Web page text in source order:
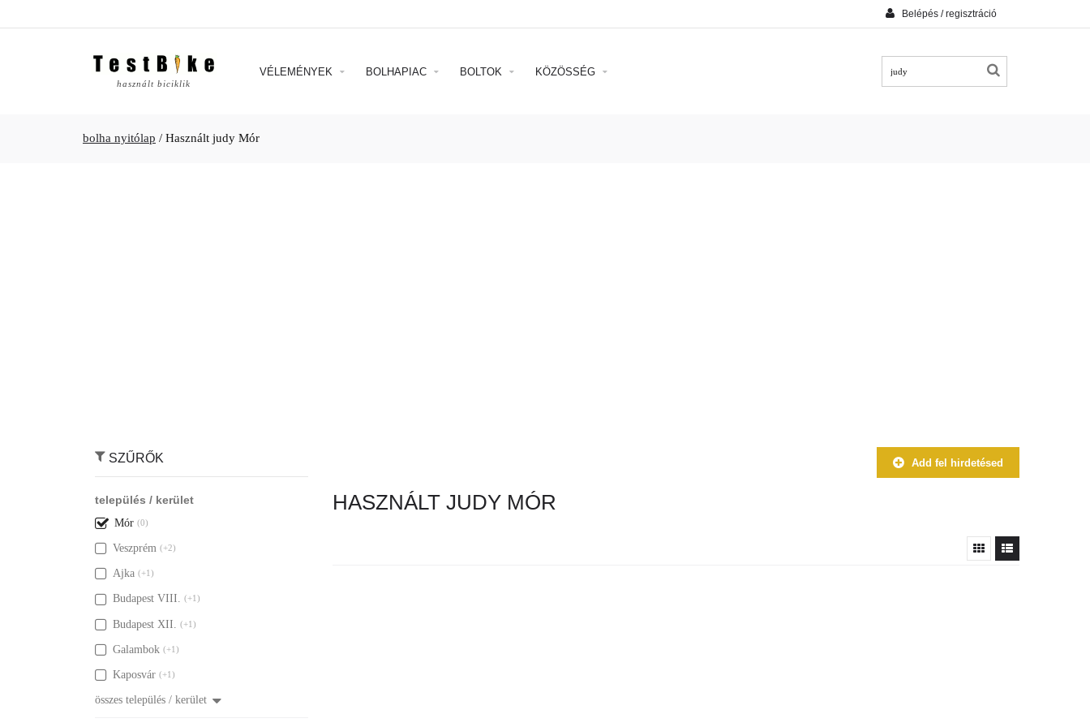
Belépés / regisztráció
használt biciklik
VÉLEMÉNYEK BOLHAPIAC BOLTOK KÖZÖSSÉG
bolha nyitólap / Használt judy Mór
SZŰRŐK
település / kerület
Mór (0)
Veszprém (+2)
Ajka (+1)
Budapest VIII. (+1)
Budapest XII. (+1)
Galambok (+1)
Kaposvár (+1)
összes település / kerület
Add fel hirdetésed
HASZNÁLT JUDY MÓR